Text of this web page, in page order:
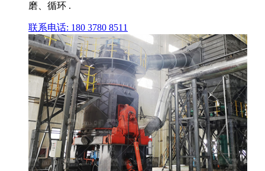
磨、循环 .
联系电话: 180 3780 8511